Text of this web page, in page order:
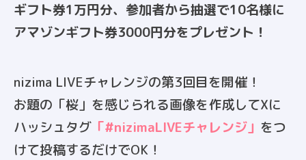
ギフト券1万円分、 参加者から抽選で10名様に
アマゾンギフト券3000円分をプレゼント！
nizima LIVEチャレンジの第3回目を開催！
お題の「桜」を感じられる画像を作成してXに
ハッシュタグ 「#nizimaLIVEチャレンジ」 をつ
けて投稿するだけでOK！